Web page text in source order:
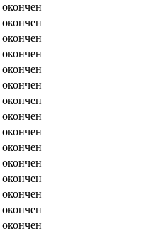
окончен
окончен
окончен
окончен
окончен
окончен
окончен
окончен
окончен
окончен
окончен
окончен
окончен
окончен
окончен